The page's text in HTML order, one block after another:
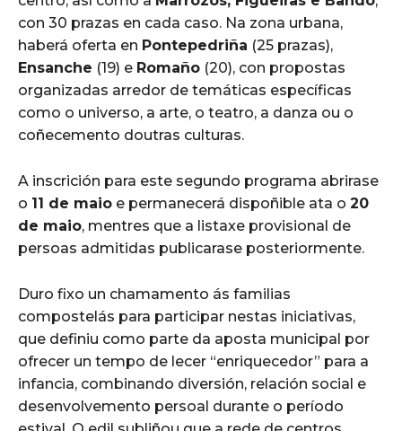
con 30 prazas en cada caso. Na zona urbana,
haberá oferta en Pontepedriña (25 prazas),
Ensanche (19) e Romaño (20), con propostas
organizadas arredor de temáticas específicas
como o universo, a arte, o teatro, a danza ou o
coñecemento doutras culturas.
A inscrición para este segundo programa abrirase
o 11 de maio e permanecerá dispoñible ata o 20
de maio, mentres que a listaxe provisional de
persoas admitidas publicarase posteriormente.
Duro fixo un chamamento ás familias
compostelás para participar nestas iniciativas,
que definiu como parte da aposta municipal por
ofrecer un tempo de lecer “enriquecedor” para a
infancia, combinando diversión, relación social e
desenvolvemento persoal durante o período